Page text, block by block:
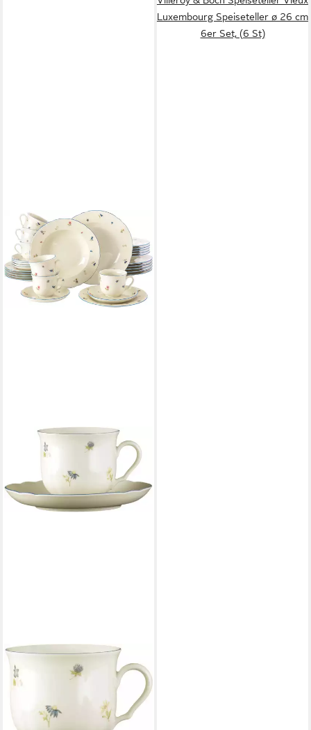
Kombiservice Geschirr-Set,
Service Marie-Luise
Streublume (30-tlg), 6
Personen, Porzellan, Teller,
Luxembourg Speiseteller ø 26 cm
6er Set, (6 St)